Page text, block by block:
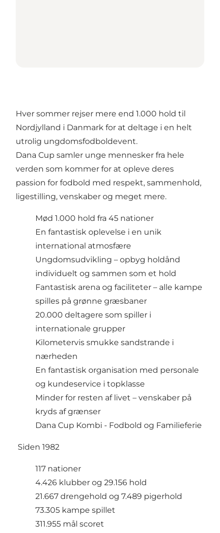
Hver sommer rejser mere end 1.000 hold til
Nordjylland i Danmark for at deltage i en helt
utrolig ungdomsfodboldevent.
Dana Cup samler unge mennesker fra hele
verden som kommer for at opleve deres
passion for fodbold med respekt, sammenhold,
ligestilling, venskaber og meget mere.
Mød 1.000 hold fra 45 nationer
En fantastisk oplevelse i en unik
international atmosfære
Ungdomsudvikling – opbyg holdånd
individuelt og sammen som et hold
Fantastisk arena og faciliteter – alle kampe
spilles på grønne græsbaner
20.000 deltagere som spiller i
internationale grupper
Kilometervis smukke sandstrande i
nærheden
En fantastisk organisation med personale
og kundeservice i topklasse
Minder for resten af livet – venskaber på
kryds af grænser
Dana Cup Kombi - Fodbold og Familieferie
Siden 1982
117 nationer
4.426 klubber og 29.156 hold
21.667 drengehold og 7.489 pigerhold
73.305 kampe spillet
311.955 mål scoret